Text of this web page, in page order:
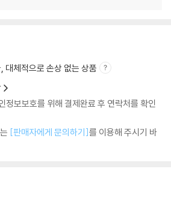
대체적으로 손상 없는 상품
정보보호를 위해 결제완료 후 연락처를 확인
[판매자에게 문의하기]를 이용해 주시기 바